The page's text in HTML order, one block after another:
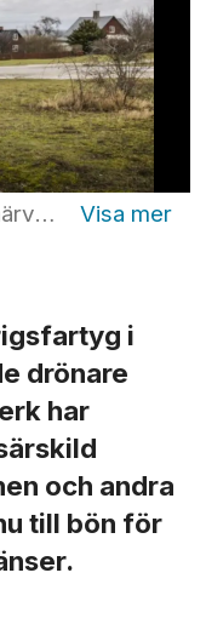
TT
i
drönare
har
och andra
till bön för